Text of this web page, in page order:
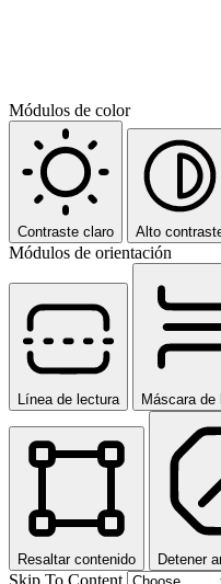
Módulos de color
Contraste claro Alto
Módulos de orientación
Línea de lectura Máscara de
Resaltar contenido Detener